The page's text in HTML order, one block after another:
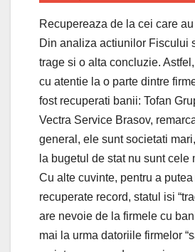
Recupereaza de la cei care
Din analiza actiunilor Fiscului
trage si o alta concluzie.
cu atentie la o parte dintre
fost recuperati banii: Tofan
Vectra Service Brasov,
general, ele sunt societati
la bugetul de stat nu sunt cele
Cu alte cuvinte, pentru a
recuperate record, statul isi
are nevoie de la firmele cu
mai la urma datoriile firmelor